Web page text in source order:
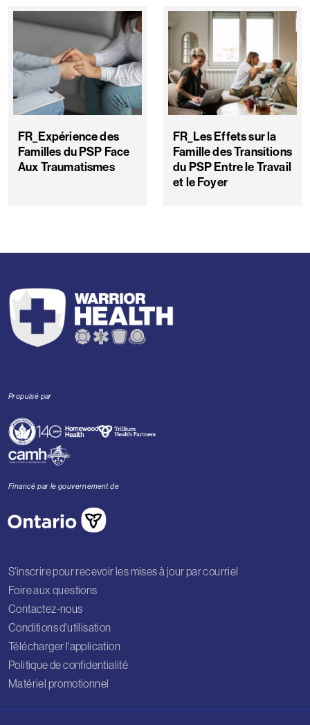
FR_Expérience des
Familles du PSP Face
Aux Traumatismes
FR_Les Effets sur la
Famille des Transitions
du PSP Entre le Travail
et le Foyer
Propulsé par
Financé par le gouvernement de
S'inscrire pour recevoir les mises à jour par courriel
Foire aux questions
Contactez-nous
Conditions d'utilisation
Télécharger l'application
Politique de confidentialité
Matériel promotionnel